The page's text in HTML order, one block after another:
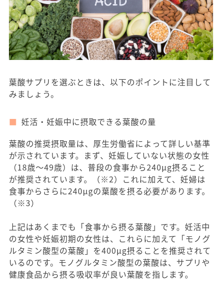
葉酸サプリを選ぶときは、以下のポイントに注目して
みましょう。
妊活・妊娠中に摂取できる葉酸の量
葉酸の推奨摂取量は、厚生労働省によって詳しい基準
が示されています。まず、妊娠していない状態の女性
（18歳〜49歳）は、普段の食事から240μg摂ること
が推奨されています。（※2）これに加えて、妊婦は
食事からさらに240μgの葉酸を摂る必要があります。
（※3）
上記はあくまでも「食事から摂る葉酸」です。妊活中
の女性や妊娠初期の女性は、これらに加えて「モノグ
ルタミン酸型の葉酸」を400μg摂ることを推奨されて
いるのです。モノグルタミン酸型の葉酸は、サプリや
健康食品から摂る吸収率が良い葉酸を指します。